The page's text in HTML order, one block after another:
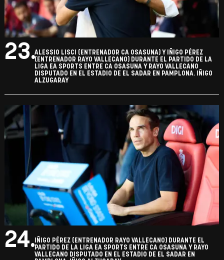
23.ALESSIO LISCI (ENTRENADOR CA OSASUNA) Y IÑIGO PÉREZ
(ENTRENADOR RAYO VALLECANO) DURANTE EL PARTIDO DE LA
LIGA EA SPORTS ENTRE CA OSASUNA Y RAYO VALLECANO
DISPUTADO EN EL ESTADIO DE EL SADAR EN PAMPLONA. IÑIGO
ALZUGARAY
24. IÑIGO PÉREZ (ENTRENADOR RAYO VALLECANO) DURANTE EL
PARTIDO DE LA LIGA EA SPORTS ENTRE CA OSASUNA Y RAYO
VALLECANO DISPUTADO EN EL ESTADIO DE EL SADAR EN